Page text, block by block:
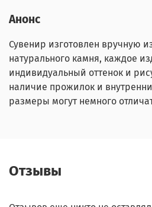
Анонс
Сувенир изготовлен вручную
натурального камня, каждое
индивидуальный оттенок и
наличие прожилок и
размеры могут немного
Отзывы